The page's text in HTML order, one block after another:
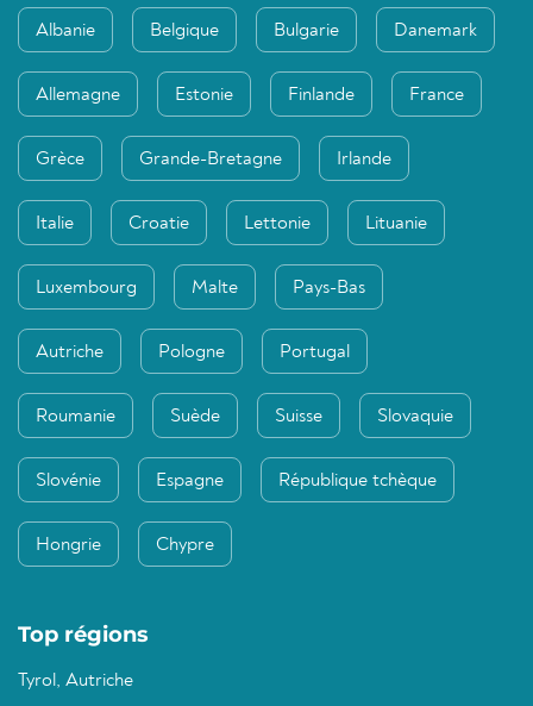
Albanie Belgique Bulgarie Danemark
Allemagne Estonie Finlande France
Grèce Grande-Bretagne Irlande
Italie Croatie Lettonie Lituanie
Luxembourg Malte Pays-Bas
Autriche Pologne Portugal
Roumanie Suède Suisse Slovaquie
Slovénie Espagne République tchèque
Hongrie Chypre
Top régions
Tyrol, Autriche